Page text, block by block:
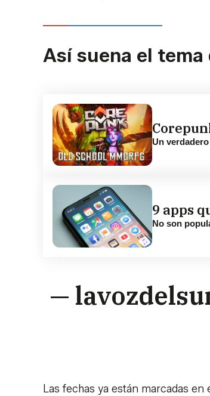
Así suena el
Un
9 apps
No son
—
Las fechas ya están marcadas en